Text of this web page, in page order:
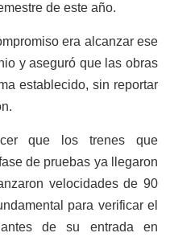
de este año.
era alcanzar ese
y aseguró que las obras
establecido, sin reportar
que los trenes que
de pruebas ya llegaron
velocidades de 90
para verificar el
de su entrada en